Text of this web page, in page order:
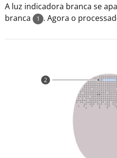
A luz indicadora branca se
branca
1 . Agora o